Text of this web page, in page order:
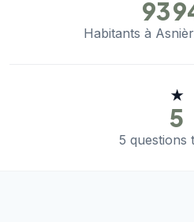
93
Habitants à
★
5
5 questions